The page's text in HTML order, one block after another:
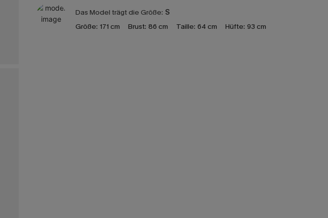
Das Model trägt die Größe: S
Größe: 171 cm Brust: 86 cm Taille: 64 cm Hüfte: 93 cm